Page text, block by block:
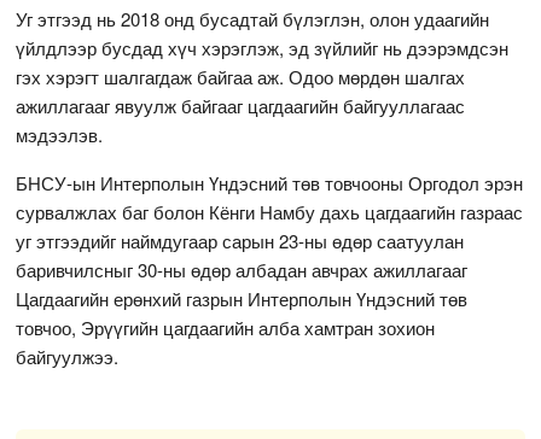
Уг этгээд нь 2018 онд бусадтай бүлэглэн, олон удаагийн
үйлдлээр бусдад хүч хэрэглэж, эд зүйлийг нь дээрэмдсэн
гэх хэрэгт шалгагдаж байгаа аж. Одоо мөрдөн шалгах
ажиллагааг явуулж байгааг цагдаагийн байгууллагаас
мэдээлэв.
БНСУ-ын Интерполын Үндэсний төв товчооны Оргодол эрэн
сурвалжлах баг болон Кёнги Намбу дахь цагдаагийн газраас
уг этгээдийг наймдугаар сарын 23-ны өдөр саатуулан
баривчилсныг 30-ны өдөр албадан авчрах ажиллагааг
Цагдаагийн ерөнхий газрын Интерполын Үндэсний төв
товчоо, Эрүүгийн цагдаагийн алба хамтран зохион
байгуулжээ.